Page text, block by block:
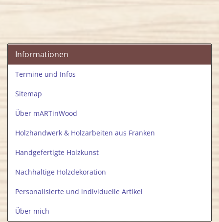
Informationen
Termine und Infos
Sitemap
Über mARTinWood
Holzhandwerk & Holzarbeiten aus Franken
Handgefertigte Holzkunst
Nachhaltige Holzdekoration
Personalisierte und individuelle Artikel
Über mich